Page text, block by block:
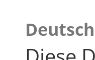
Deutsch